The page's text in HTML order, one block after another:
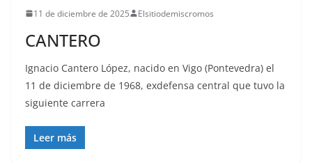
11 de diciembre de 2025 Elsitiodemiscromos
CANTERO
Ignacio Cantero López, nacido en Vigo (Pontevedra) el
11 de diciembre de 1968, exdefensa central que tuvo la
siguiente carrera
Leer más